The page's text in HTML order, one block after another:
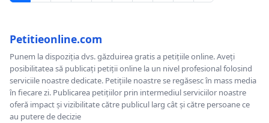
Petitieonline.com
Punem la dispoziția dvs. găzduirea gratis a petițiile online. Aveți
posibilitatea să publicați petiții online la un nivel profesional folosind
serviciile noastre dedicate. Petițiile noastre se regăsesc în mass media
în fiecare zi. Publicarea petițiilor prin intermediul serviciilor noastre
oferă impact și vizibilitate către publicul larg cât și către persoane ce
au putere de decizie